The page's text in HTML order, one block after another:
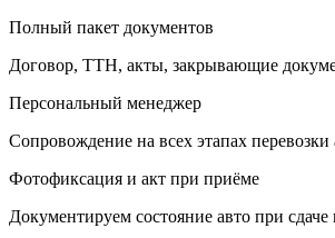
Полный пакет документов
Договор, ТТН, акты, закрывающие
Персональный менеджер
Сопровождение на всех этапах перевозки
Фотофиксация и акт при приёме
Документируем состояние авто при